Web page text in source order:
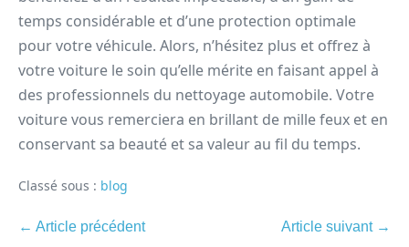
temps considérable et d’une protection optimale
pour votre véhicule. Alors, n’hésitez plus et offrez à
votre voiture le soin qu’elle mérite en faisant appel à
des professionnels du nettoyage automobile. Votre
voiture vous remerciera en brillant de mille feux et en
conservant sa beauté et sa valeur au fil du temps.
Classé sous : blog
← Article précédent Article suivant →